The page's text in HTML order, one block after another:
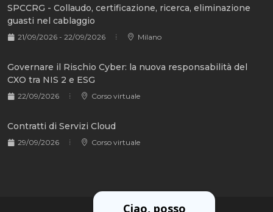
SPCCRG - Collaudo, certificazione, ricerca, eliminazione
guasti nel cablaggio
21/09/2026 - 22/09/2026 Milano
Governare il Rischio Cyber: la nuova responsabilità del
CXO tra NIS 2 e ESG
22/09/2026 Corso virtuale
Contratti di Servizi Cloud
29/09/2026 Corso virtuale
Ciao, posso